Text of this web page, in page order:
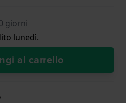
giorni
lunedì.
al carrello